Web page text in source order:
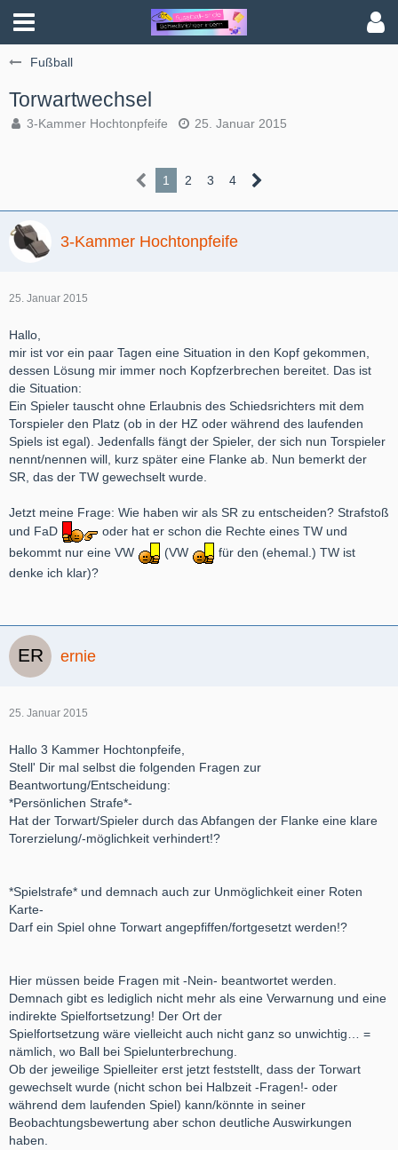
Fußball
Torwartwechsel
3-Kammer Hochtonpfeife 25. Januar 2015
1 2 3 4
3-Kammer Hochtonpfeife
25. Januar 2015
Hallo,
mir ist vor ein paar Tagen eine Situation in den Kopf gekommen,
dessen Lösung mir immer noch Kopfzerbrechen bereitet. Das ist
die Situation:
Ein Spieler tauscht ohne Erlaubnis des Schiedsrichters mit dem
Torspieler den Platz (ob in der HZ oder während des laufenden
Spiels ist egal). Jedenfalls fängt der Spieler, der sich nun Torspieler
nennt/nennen will, kurz später eine Flanke ab. Nun bemerkt der
SR, das der TW gewechselt wurde.
Jetzt meine Frage: Wie haben wir als SR zu entscheiden? Strafstoß
und FaD
oder hat er schon die Rechte eines TW und
bekommt nur eine VW
(VW
für den (ehemal.) TW ist
denke ich klar)?
ernie
25. Januar 2015
Hallo 3 Kammer Hochtonpfeife,
Stell' Dir mal selbst die folgenden Fragen zur
Beantwortung/Entscheidung:
*Persönlichen Strafe*-
Hat der Torwart/Spieler durch das Abfangen der Flanke eine klare
Torerzielung/-möglichkeit verhindert!?
*Spielstrafe* und demnach auch zur Unmöglichkeit einer Roten
Karte-
Darf ein Spiel ohne Torwart angepfiffen/fortgesetzt werden!?
Hier müssen beide Fragen mit -Nein- beantwortet werden.
Demnach gibt es lediglich nicht mehr als eine Verwarnung und eine
indirekte Spielfortsetzung! Der Ort der
Spielfortsetzung wäre vielleicht auch nicht ganz so unwichtig… =
nämlich, wo Ball bei Spielunterbrechung.
Ob der jeweilige Spielleiter erst jetzt feststellt, dass der Torwart
gewechselt wurde (nicht schon bei Halbzeit -Fragen!- oder
während dem laufenden Spiel) kann/könnte in seiner
Beobachtungsbewertung aber schon deutliche Auswirkungen
haben.